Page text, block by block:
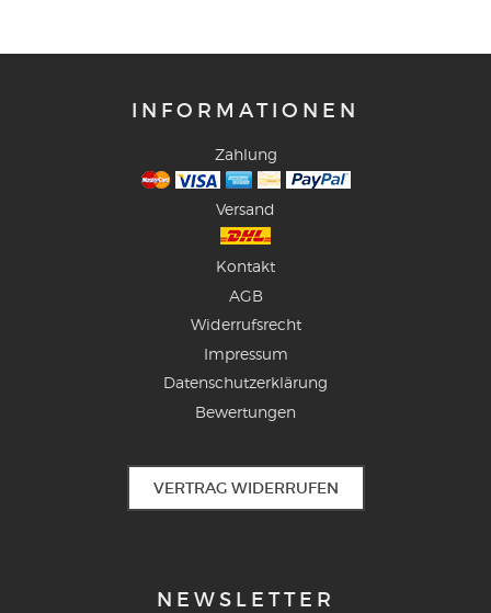
INFORMATIONEN
Zahlung
Versand
Kontakt
AGB
Widerrufsrecht
Impressum
Datenschutzerklärung
Bewertungen
VERTRAG WIDERRUFEN
NEWSLETTER